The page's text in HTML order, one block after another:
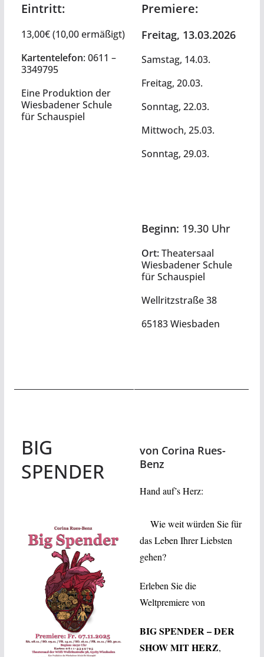
Eintritt:
13,00€ (10,00 ermäßigt)
Kartentelefon: 0611 –
3349795
Eine Produktion der
Wiesbadener Schule
für Schauspiel
Premiere:
Freitag, 13.03.2026
Samstag, 14.03.
Freitag, 20.03.
Sonntag, 22.03.
Mittwoch, 25.03.
Sonntag, 29.03.
Beginn: 19.30 Uhr
Ort:Theatersaal
Wiesbadener Schule
für Schauspiel
Wellritzstraße 38
65183 Wiesbaden
BIG
SPENDER
von Corina Rues-
Benz
Hand auf’s Herz:
Wie weit würden Sie für
das Leben Ihrer Liebsten
gehen?
Erleben Sie die
Weltpremiere von
BIG SPENDER – DER
SHOW MIT HERZ,